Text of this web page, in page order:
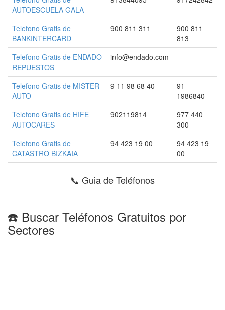
AUTOESCUELA GALA
Telefono Gratis de
BANKINTERCARD
900 811 311
900 811
813
Telefono Gratis de ENDADO
REPUESTOS
info@endado.com
Telefono Gratis de MISTER
AUTO
9 11 98 68 40
91
1986840
Telefono Gratis de HIFE
AUTOCARES
902119814
977 440
300
Telefono Gratis de
CATASTRO BIZKAIA
94 423 19 00
94 423 19
00
📞 Guia de Teléfonos
☎️ Buscar Teléfonos Gratuitos por
Sectores